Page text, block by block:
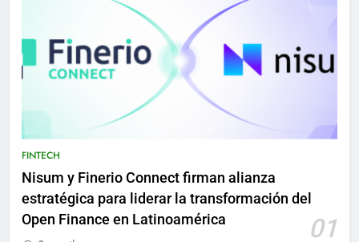
FINTECH
Nisum y Finerio Connect firman alianza
estratégica para liderar la transformación del
Open Finance en Latinoamérica
01